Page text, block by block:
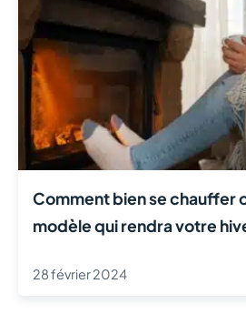
Comment bien se chauffer
modèle qui rendra votre
28 février 2024